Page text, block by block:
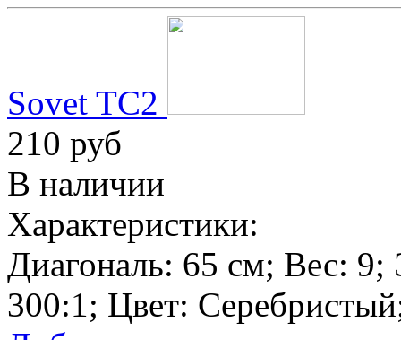
Sovet TC2
210 руб
В наличии
Характеристики:
Диагональ: 65 см; Вес: 9;
300:1; Цвет: Серебристый